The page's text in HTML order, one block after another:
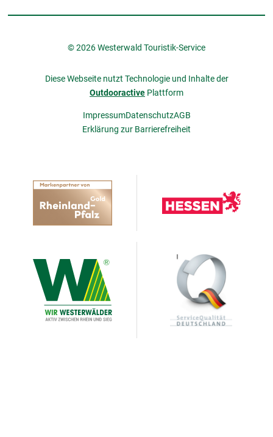
© 2026 Westerwald Touristik-Service
Diese Webseite nutzt Technologie und Inhalte der
Outdooractive Plattform
ImpressumDatenschutzAGB
Erklärung zur Barrierefreiheit